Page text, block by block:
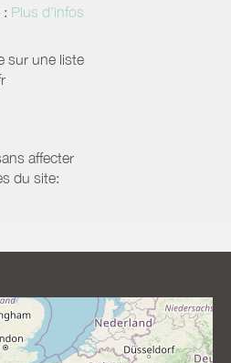
: Plus d'infos
sur une liste
affecter
du site: